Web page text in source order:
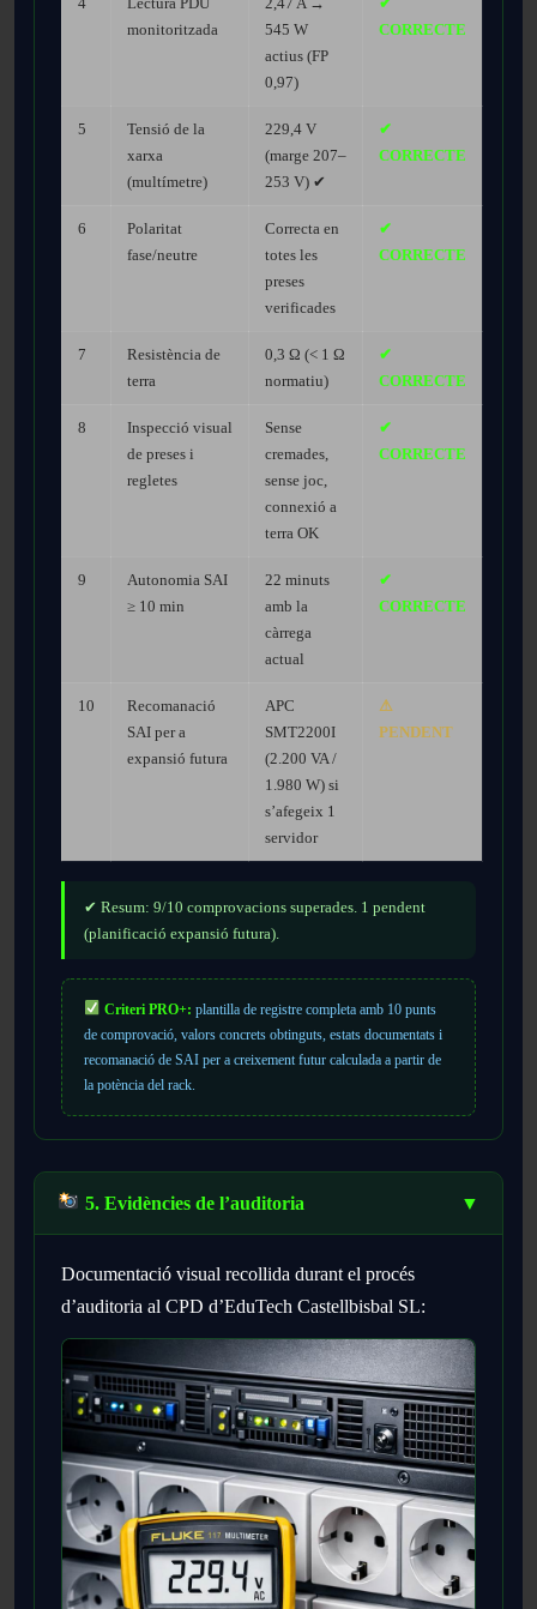
monitoritzada
545 W
actius (FP
0,97)
CORRECTE
5
Tensió de la
xarxa
(multímetre)
229,4 V
(marge 207–
253 V) ✔
✔
CORRECTE
6
Polaritat
fase/neutre
Correcta en
totes les
preses
verificades
✔
CORRECTE
7
Resistència de
terra
0,3 Ω (< 1 Ω
normatiu)
✔
CORRECTE
8
Inspecció visual
de preses i
regletes
Sense
cremades,
sense joc,
connexió a
terra OK
✔
CORRECTE
9
Autonomia SAI
≥ 10 min
22 minuts
amb la
càrrega
actual
✔
CORRECTE
10
Recomanació
SAI per a
expansió futura
APC
SMT2200I
(2.200 VA /
1.980 W) si
s’afegeix 1
servidor
⚠
PENDENT
✔ Resum: 9/10 comprovacions superades. 1 pendent
(planificació expansió futura).
Criteri PRO+: plantilla de registre completa amb 10 punts
de comprovació, valors concrets obtinguts, estats documentats i
recomanació de SAI per a creixement futur calculada a partir de
la potència del rack.
5. Evidències de l’auditoria ▼
Documentació visual recollida durant el procés
d’auditoria al CPD d’EduTech Castellbisbal SL: